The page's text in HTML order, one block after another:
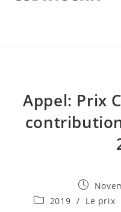
Appel: Prix
Post
Post2019 / Le prix